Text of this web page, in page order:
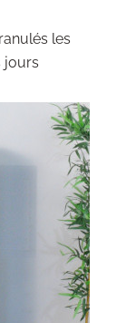
les
jours